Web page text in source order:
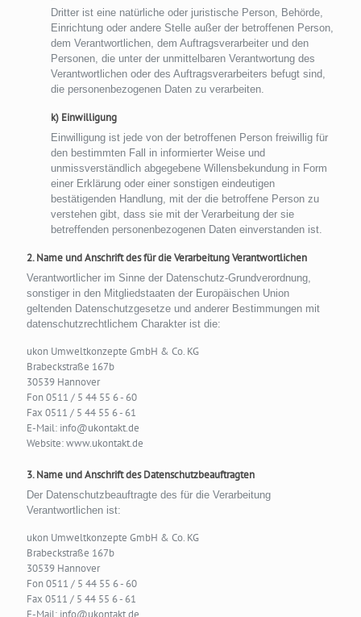
Dritter ist eine natürliche oder juristische Person, Behörde,
Einrichtung oder andere Stelle außer der betroffenen Person,
dem Verantwortlichen, dem Auftragsverarbeiter und den
Personen, die unter der unmittelbaren Verantwortung des
Verantwortlichen oder des Auftragsverarbeiters befugt sind,
die personenbezogenen Daten zu verarbeiten.
k) Einwilligung
Einwilligung ist jede von der betroffenen Person freiwillig für
den bestimmten Fall in informierter Weise und
unmissverständlich abgegebene Willensbekundung in Form
einer Erklärung oder einer sonstigen eindeutigen
bestätigenden Handlung, mit der die betroffene Person zu
verstehen gibt, dass sie mit der Verarbeitung der sie
betreffenden personenbezogenen Daten einverstanden ist.
2. Name und Anschrift des für die Verarbeitung Verantwortlichen
Verantwortlicher im Sinne der Datenschutz-Grundverordnung,
sonstiger in den Mitgliedstaaten der Europäischen Union
geltenden Datenschutzgesetze und anderer Bestimmungen mit
datenschutzrechtlichem Charakter ist die:
ukon Umweltkonzepte GmbH & Co. KG
Brabeckstraße 167b
30539 Hannover
Fon 0511 / 5 44 55 6 - 60
Fax 0511 / 5 44 55 6 - 61
E-Mail: info@ukontakt.de
Website: www.ukontakt.de
3. Name und Anschrift des Datenschutzbeauftragten
Der Datenschutzbeauftragte des für die Verarbeitung
Verantwortlichen ist:
ukon Umweltkonzepte GmbH & Co. KG
Brabeckstraße 167b
30539 Hannover
Fon 0511 / 5 44 55 6 - 60
Fax 0511 / 5 44 55 6 - 61
E-Mail: info@ukontakt.de